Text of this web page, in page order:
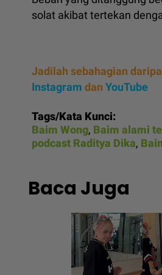
solat akibat tertekan
Jadilah sebahagian
Instagram dan YouTube
Tags/Kata Kunci:
Baim Wong, Baim alami
podcast Raditya Dika,
Baca Juga